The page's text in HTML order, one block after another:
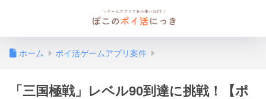
ホーム ポイ活ゲームアプリ案件
「三国極戦」レベル90到達に挑戦！【ポ